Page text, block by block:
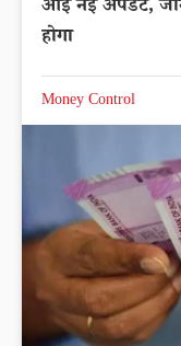
आई नई अपडेट,
होगा
Money Control